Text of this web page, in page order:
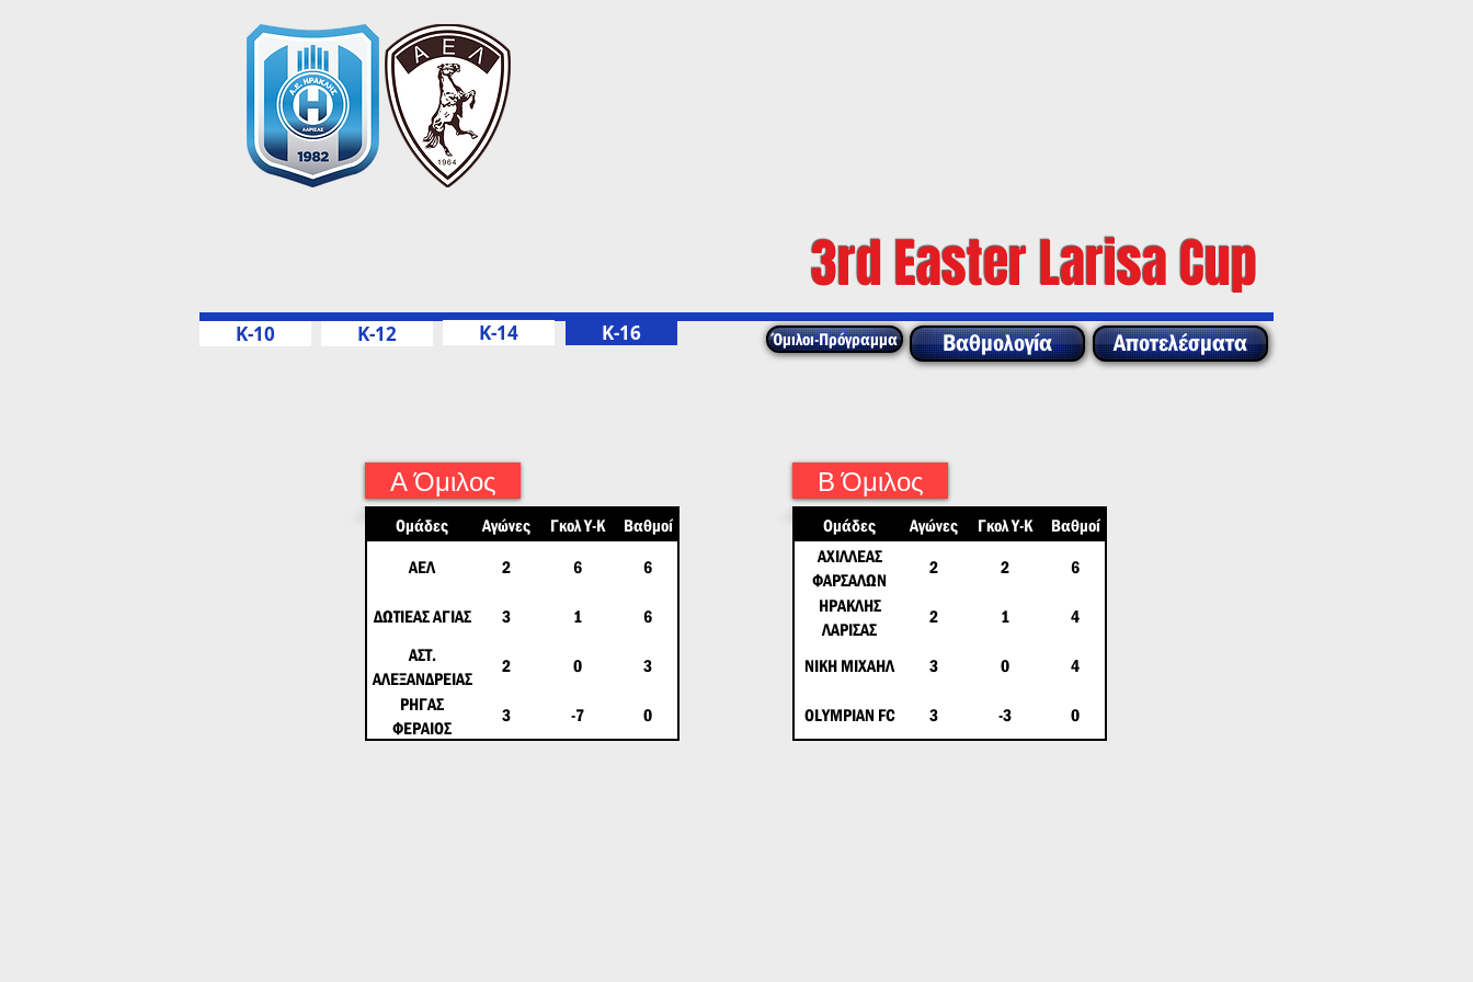
3rd Easter Larisa Cup
Όμιλοι-Πρόγραμμα Βαθμολογία Αποτελέσματα
Κ-10 Κ-12 Κ-14 Κ-16
Α Όμιλος
Ομάδες Αγώνες Γκολ Υ-Κ Βαθμοί
ΑΕΛ 2 6 6
ΔΩΤΙΕΑΣ ΑΓΙΑΣ 3 1
6
ΑΣΤ.
ΑΛΕΞΑΝΔΡΕΙΑΣ
2 0
3
ΡΗΓΑΣ
ΦΕΡΑΙΟΣ
3 -7 0
Β Όμιλος
Ομάδες Αγώνες Γκολ Υ-Κ
Βαθμοί
ΑΧΙΛΛΕΑΣ
ΦΑΡΣΑΛΩΝ
2 2
6
ΗΡΑΚΛΗΣ
ΛΑΡΙΣΑΣ
2 1 4
ΝΙΚΗ ΜΙΧΑΗΛ 3 0 4
OLYMPIAN FC 3 -3 0